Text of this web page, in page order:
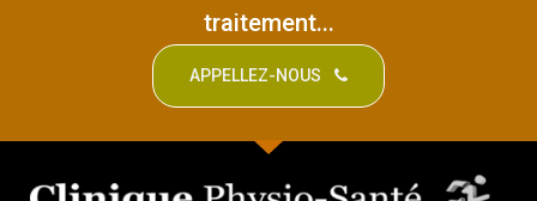
traitement...
APPELLEZ-NOUS